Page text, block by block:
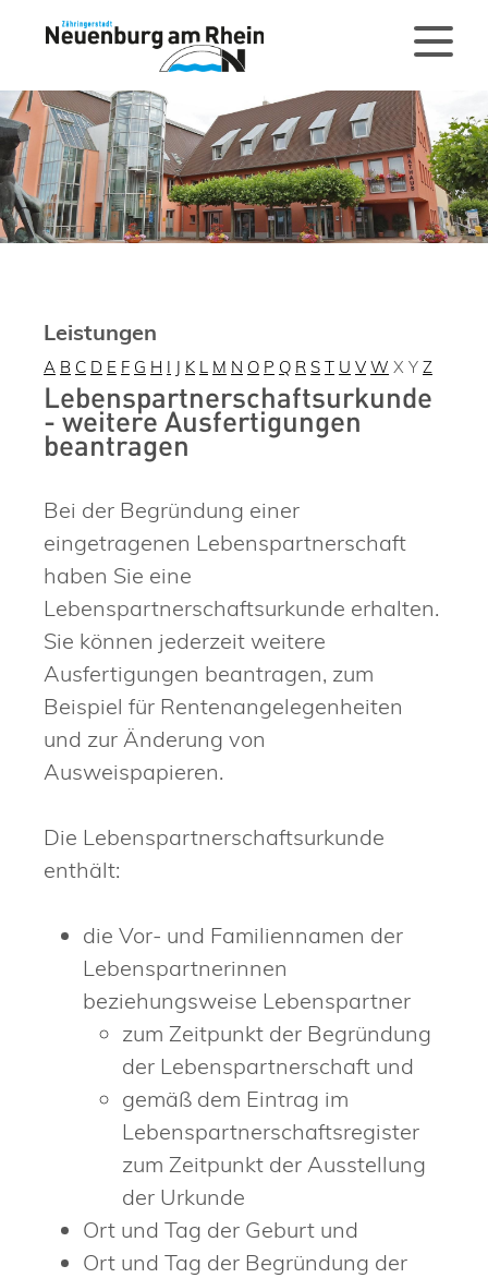
Leistungen
A B C D E F G H I J K L M N O P Q R S T U V W X Y Z
Lebenspartnerschaftsurkunde
- weitere Ausfertigungen
beantragen
Bei der Begründung einer
eingetragenen Lebenspartnerschaft
haben Sie eine
Lebenspartnerschaftsurkunde erhalten.
Sie können jederzeit weitere
Ausfertigungen beantragen, zum
Beispiel für Rentenangelegenheiten
und zur Änderung von
Ausweispapieren.
Die Lebenspartnerschaftsurkunde
enthält:
die Vor- und Familiennamen der
Lebenspartnerinnen
beziehungsweise Lebenspartner
zum Zeitpunkt der Begründung
der Lebenspartnerschaft und
gemäß dem Eintrag im
Lebenspartnerschaftsregister
zum Zeitpunkt der Ausstellung
der Urkunde
Ort und Tag der Geburt und
Ort und Tag der Begründung der